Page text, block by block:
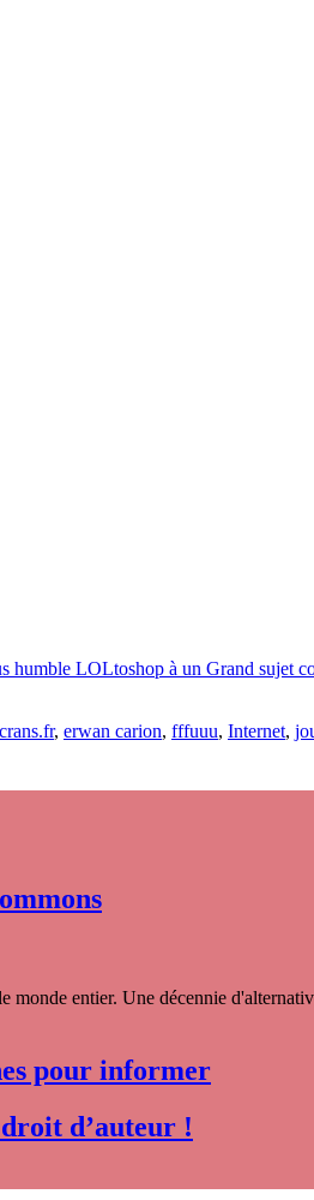
humble LOLtoshop à un Grand sujet
, erwan carion, fffuuu, Internet,
monde entier. Une décennie
pour informer
d’auteur !